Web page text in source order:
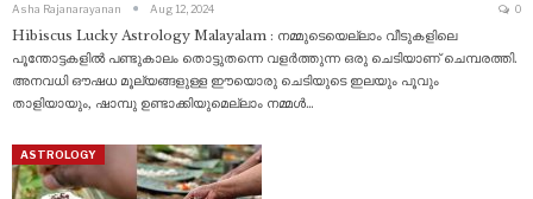
Asha Rajanarayanan Aug 12, 2024 0
Hibiscus Lucky Astrology Malayalam : നമ്മുടെയെല്ലാം വീടുകളിലെ
പൂന്തോട്ടകളിൽ പണ്ടുകാലം തൊട്ടുതന്നെ വളർത്തുന്ന ഒരു ചെടിയാണ് ചെമ്പരത്തി.
അനവധി ഔഷധ മൂല്യങ്ങളുള്ള ഈയൊരു ചെടിയുടെ ഇലയും പൂവും
താളിയായും, ഷാമ്പു ഉണ്ടാക്കിയുമെല്ലാം നമ്മൾ…
ASTROLOGY